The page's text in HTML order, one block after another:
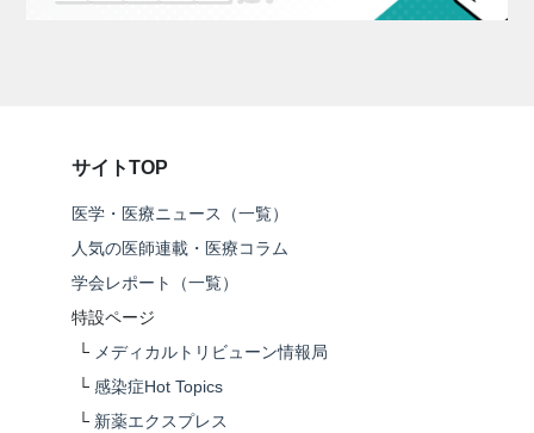
サイトTOP
医学・医療ニュース（一覧）
人気の医師連載・医療コラム
学会レポート（一覧）
特設ページ
└ メディカルトリビューン情報局
└ 感染症Hot Topics
└ 新薬エクスプレス